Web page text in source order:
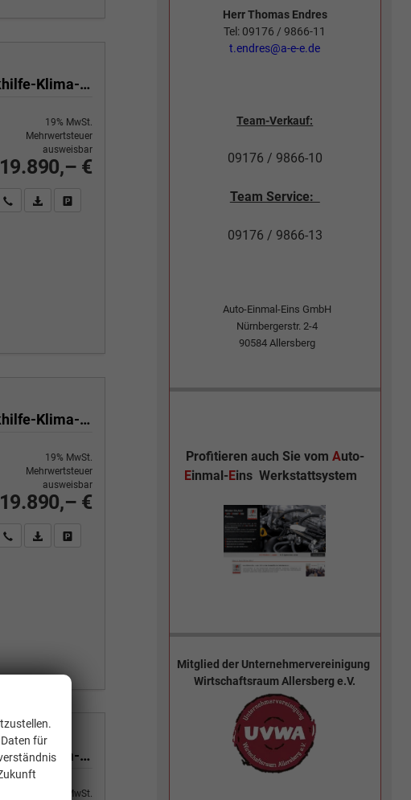
Yes 1.0 80 PS Sitzheizung-App Connect Wireless-Einparkhilfe-Klima-Sofort
19.890,– €
19% MwSt.
Mehrwertsteuer
ausweisbar
Wir rufen Sie anPDF-Fahrzeugexposé drucken
Fahrzeug drucken, parken oder vergleichen
Yes 1.0 80 PS Sitzheizung-App Connect Wireless-Einparkhilfe-Klima-Sofort
19.890,– €
19% MwSt.
Mehrwertsteuer
ausweisbar
Wir rufen Sie anPDF-Fahrzeugexposé drucken
Fahrzeug drucken, parken oder vergleichen
Yes 1.0 80 PS Sitzheizung-App Connect Wireless-Einparkhilfe-Klima-Sofort
19% MwSt.
Herr Thomas Endres
Tel: 09176 / 9866-11
t.endres@a-e-e.de
Team-Verkauf:
09176 / 9866-10
Team Service:
09176 / 9866-13
Auto-Einmal-Eins GmbH
Nürnbergerstr. 2-4
90584 Allersberg
Profitieren auch Sie vom Auto-
Einmal- Eins Werkstattsystem
Mitglied der Unternehmervereinigung
Wirtschaftsraum Allersberg e.V.
für